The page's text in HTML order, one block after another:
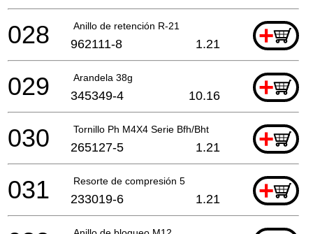
Anillo de retención R-21 +
028 962111-8 1.21
Arandela 38g +
029 345349-4 10.16
Tornillo Ph M4X4 Serie Bfh/Bht +
030 265127-5 1.21
Resorte de compresión 5 +
031 233019-6 1.21